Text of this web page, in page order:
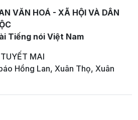
VĂN HOÁ - XÃ HỘI VÀ DÂN
Tiếng nói Việt Nam
MAI
Hồng Lan, Xuân Thọ, Xuân